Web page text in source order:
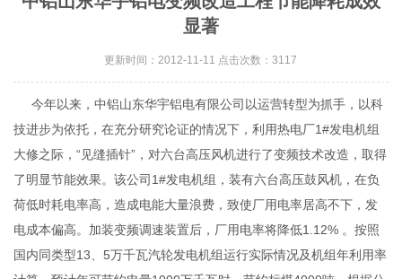
显著
更新时间：2012-11-11 点击次数：3117
今年以来，中铝山东华宇铝电有限公司以运营转型为抓手，以科
技进步为依托，在充分研究论证的情况下，利用热电厂1#发电机组
大修之际，“见缝插针”，对六台高压风机进行了变频技术改造，取得
了明显节能效果。该公司1#发电机组，装有六台高压鼓风机，在负
荷低时耗电率高，造成电能大量浪费，致使厂用电率居高不下，发
电成本偏高。加装变频调速装置后，厂用电率将降低1.12% 。按照
国内同类型13、5万千瓦汽轮发电机组运行实际情况及机组年利用率